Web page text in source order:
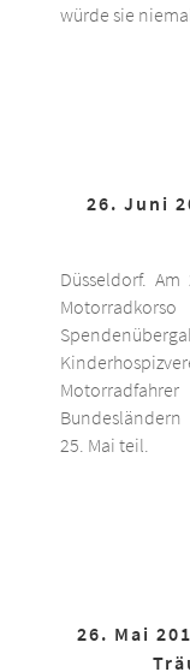
würde sie
26. Juni
Düsseldorf.
25. Mai teil.
26. Mai